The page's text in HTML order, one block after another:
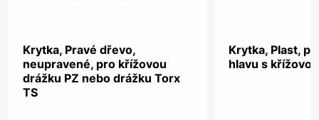
Krytka, Pravé dřevo,
neupravené, pro křížovou
drážku PZ nebo drážku Torx
TS
Krytka, Plast,
hlavu s